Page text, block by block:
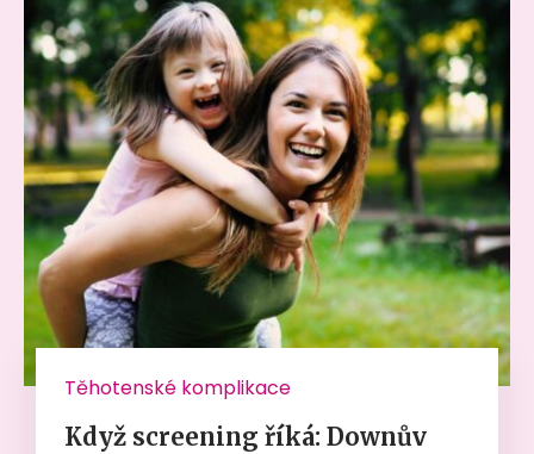
Těhotenské komplikace
Když screening říká: Downův